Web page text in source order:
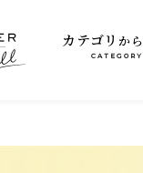
カテゴリ から
CATEGORY